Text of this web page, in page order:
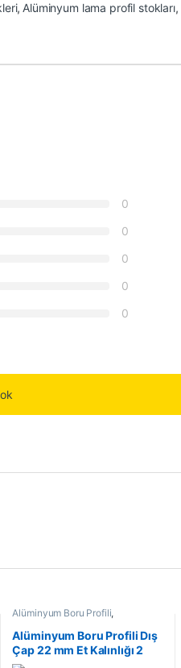
, Alüminyum lama profil stokları,
0
0
0
0
0
Alüminyum Boru Profili,
Alüminyum Profil
İndirimli Ürünler
Alüminyum Boru Profili Dış
Çap 22 mm Et Kalınlığı 2
mm